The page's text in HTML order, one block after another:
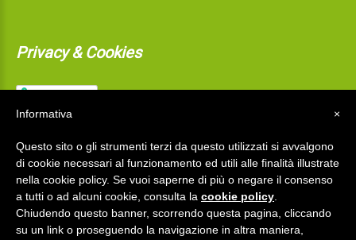
Privacy & Cookies
×
Informativa
Questo sito o gli strumenti terzi da questo utilizzati si avvalgono
di cookie necessari al funzionamento ed utili alle finalità illustrate
nella cookie policy. Se vuoi saperne di più o negare il consenso
a tutti o ad alcuni cookie, consulta la cookie policy
Chiudendo questo banner, scorrendo questa pagina, cliccando
su un link o proseguendo la navigazione in altra maniera,